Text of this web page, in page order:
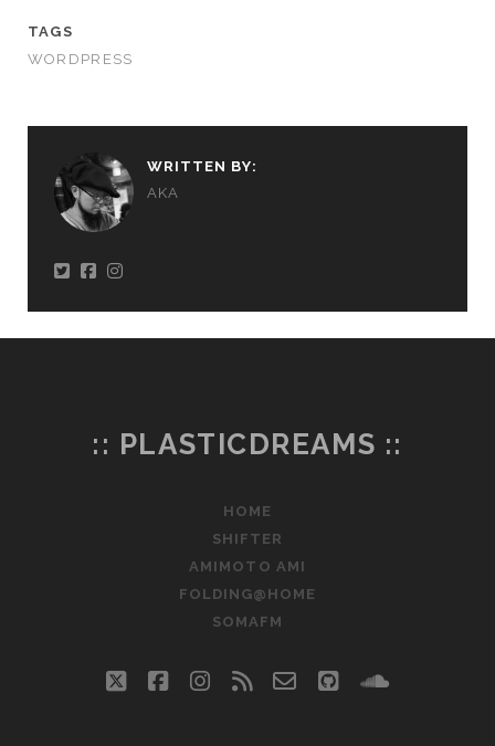
TAGS
WORDPRESS
WRITTEN BY:
AKA
:: PLASTICDREAMS ::
HOME
SHIFTER
AMIMOTO AMI
FOLDING@HOME
SOMAFM
twitterfacebookinstagram
rss email-github